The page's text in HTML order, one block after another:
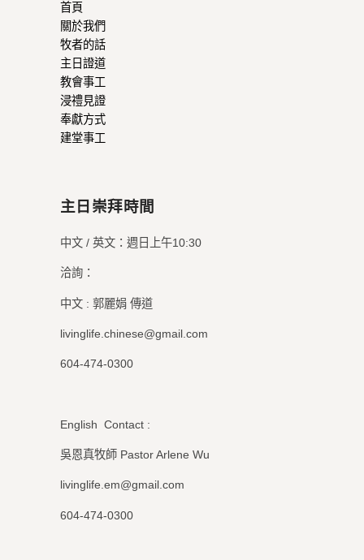
首頁
關於我們
牧者的話
主日證道
教會事工
浸禮見證
奉獻方式
建堂事工
主日崇拜時間
中文 / 英文：週日上午10:30
洽詢：
中文 : 郭麗娟 傳道
livinglife.chinese@gmail.com
604-474-0300
English Contact :
吳恩真牧師 Pastor Arlene Wu
livinglife.em@gmail.com
604-474-0300